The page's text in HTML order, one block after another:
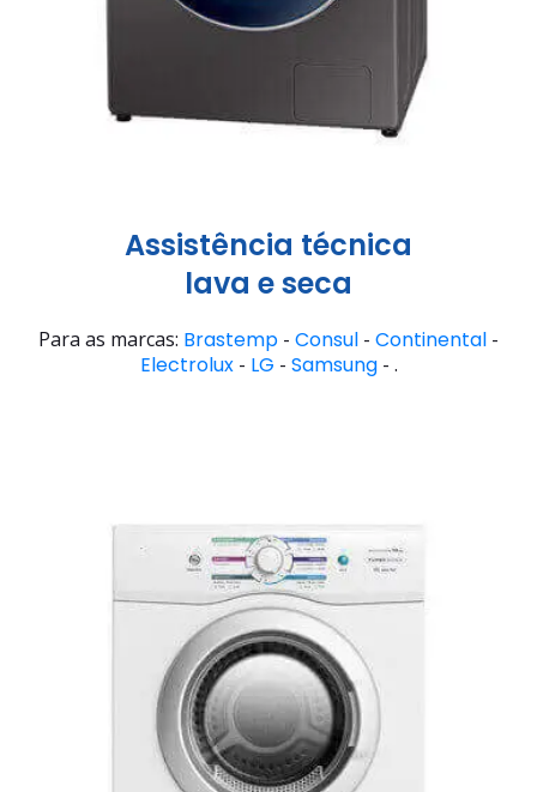
Assistência técnica
lava e seca
Para as marcas: Brastemp - Consul - Continental -
Electrolux- LG - Samsung- .